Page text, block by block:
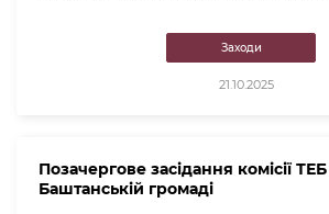
Заходи
21.10.2025
Позачергове засідання комісії
Баштанській громаді